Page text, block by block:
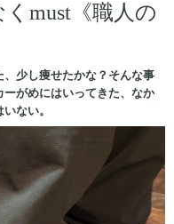
くmust《職人の
少し痩せたかな？そんな事
がめにはいってきた、なか
ない。